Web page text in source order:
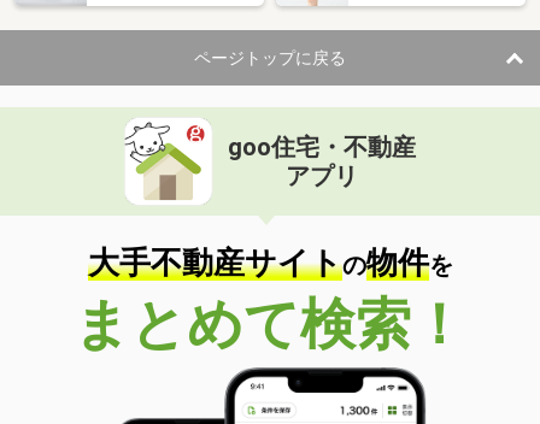
ページトップに戻る
goo住宅・不動産
アプリ
大手不動産サイトの物件を
まとめて検索！